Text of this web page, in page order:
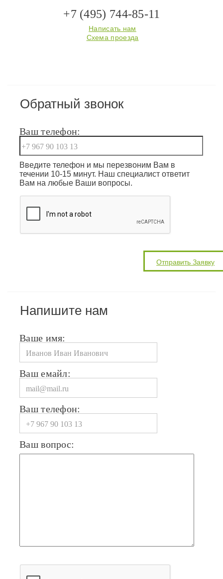
+7 (495) 744-85-11
Написать нам
Схема проезда
Обратный звонок
Ваш телефон:
Введите телефон и мы перезвоним Вам в
течении 10-15 минут. Наш специалист ответит
Вам на любые Ваши вопросы.
Напишите нам
Ваше имя:
Ваш емайл:
Ваш телефон:
Ваш вопрос: